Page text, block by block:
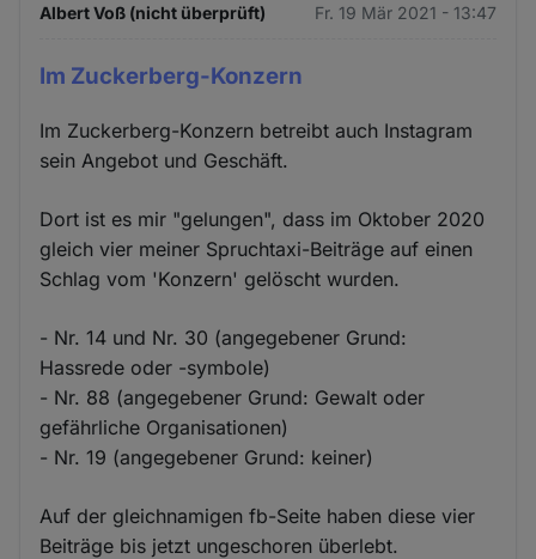
Albert Voß (nicht überprüft) Fr. 19 Mär 2021 - 13:47
Im Zuckerberg-Konzern
Im Zuckerberg-Konzern betreibt auch Instagram
sein Angebot und Geschäft.
Dort ist es mir "gelungen", dass im Oktober 2020
gleich vier meiner Spruchtaxi-Beiträge auf einen
Schlag vom 'Konzern' gelöscht wurden.
- Nr. 14 und Nr. 30 (angegebener Grund:
Hassrede oder -symbole)
- Nr. 88 (angegebener Grund: Gewalt oder
gefährliche Organisationen)
- Nr. 19 (angegebener Grund: keiner)
Auf der gleichnamigen fb-Seite haben diese vier
Beiträge bis jetzt ungeschoren überlebt.